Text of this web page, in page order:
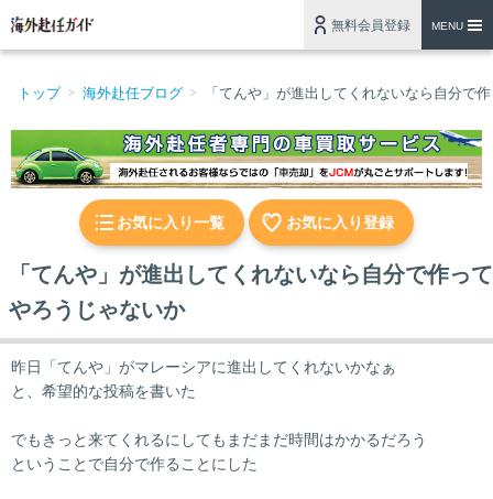
無料会員登録 MENU
トップ 海外赴任ブログ 「てんや」が進出してくれないなら自分で
お気に入り一覧 お気に入り登録
「てんや」が進出してくれないなら自分で作って
やろうじゃないか
昨日「てんや」がマレーシアに進出してくれないかなぁ
と、希望的な投稿を書いた
でもきっと来てくれるにしてもまだまだ時間はかかるだろう
ということで自分で作ることにした